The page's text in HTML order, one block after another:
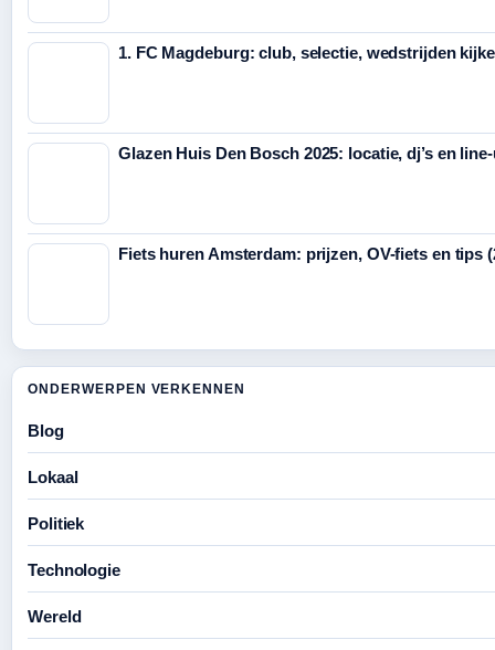
1. FC Magdeburg: club, selectie, wedstrijden
Glazen Huis Den Bosch 2025: locatie, dj’s en
Fiets huren Amsterdam: prijzen, OV-fiets en tips
ONDERWERPEN VERKENNEN
Blog
Lokaal
Politiek
Technologie
Wereld